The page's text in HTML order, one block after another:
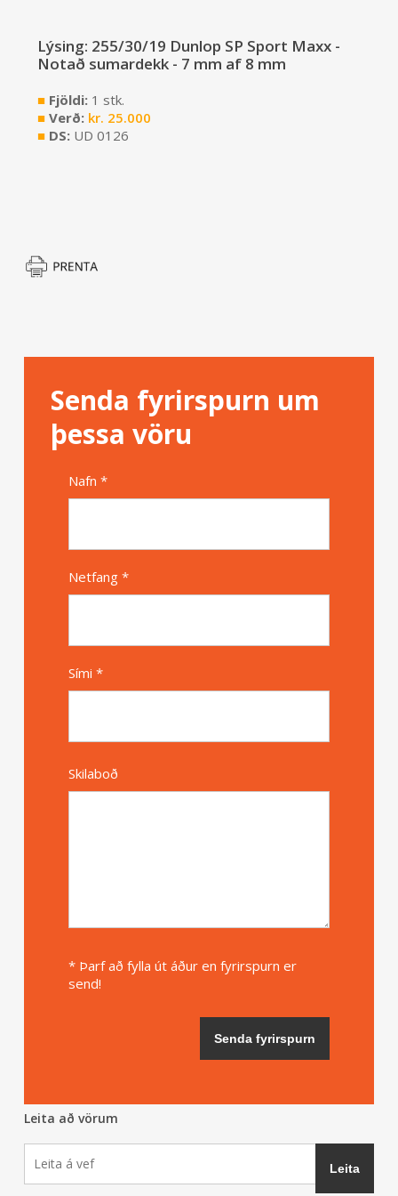
Lýsing: 255/30/19 Dunlop SP Sport Maxx -
Notað sumardekk - 7 mm af 8 mm
■Fjöldi: 1 stk.
■Verð: kr. 25.000
■DS: UD 0126
Senda fyrirspurn um
þessa vöru
Nafn *
Netfang *
Sími *
Skilaboð
* Þarf að fylla út áður en fyrirspurn er
send!
Leita að vörum